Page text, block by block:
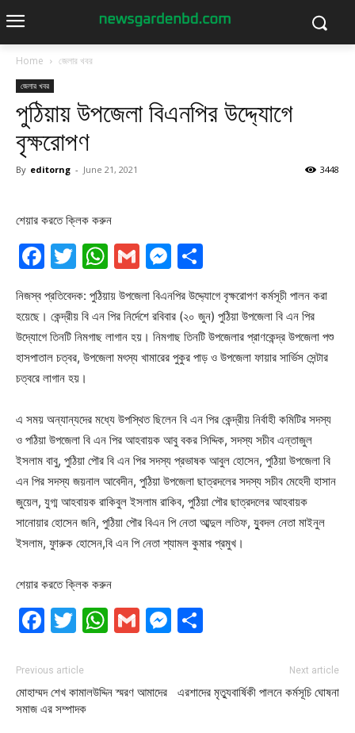
Home জেলার খবর
জেলার খবর
পুঠিয়ায় উপজেলা বিএনপির উদ্দ্যোগে
বৃক্ষরোপণ
By editorng - June 21, 2021 3448
শেয়ার করতে ক্লিক করুন
Facebook
Twitter
WhatsApp
GmailMessenger
নিজস্ব প্রতিবেদক: পুঠিয়ায় উপজেলা বিএনপির উদ্দ্যোগে বৃক্ষরোপণ কর্মসূচী পালন করা
হয়েছে। কেন্দ্রীয় বি এন পির নির্দেশে রবিবার (২০ জুন) পুঠিয়া উপজেলা বি এন পির
উদ্যোগে তিনটি নিমগাছ লাগান হয়। নিমগাছ তিনটি উপজেলার প্রাণকেন্দ্র উপজেলা পশু
হাসপাতাল চত্বর, উপজেলা মৎস্য খামারের পুকুর পাড় ও উপজেলা ফায়ার সার্ভিস সেন্টার
চত্বরে লাগান হয়।
এ সময় অন্যান্যদের মধ্যে উপস্থিত ছিলেন বি এন পির কেন্দ্রীয় নির্বাহী কমিটির সদস্য
ও পঠিয়া উপজেলা বি এন পির আহবায়ক আবু বকর সিদ্দিক, সদস্য সচীব এন্তাজুল
ইসলাম বাবু, পুঠিয়া পৌর বি এন পির সদস্য প্রভাষক আবুল হোসেন, পুঠিয়া উপজেলা বি
এন পির সদস্য জয়নাল আবেদীন, পুঠিয়া উপজেলা ছাত্রদলের সদস্য সচীব মেহেদী হাসান
জুয়েল, যুগ্ম আহবায়ক রাকিবুল ইসলাম রাকিব, পুঠিয়া পৌর ছাত্রদলের আহবায়ক
সানোয়ার হোসেন জনি, পুঠিয়া পৌর বিএন পি নেতা আব্দুল লতিফ, যুুবদল নেতা মাইনুল
ইসলাম, ফাুরুক হোসেন,বি এন পি নেতা শ্যামল কুমার প্রমুখ।
শেয়ার করতে ক্লিক করুন
Facebook
Twitter
WhatsApp
GmailMessenger
Previous article
মোহাম্মদ শেখ কামালউদ্দিন স্মরণ আমাদের
সমাজ এর সম্পাদক
Next article
এরশাদের মৃত্যুবার্ষিকী পালনে কর্মসূচি ঘোষনা